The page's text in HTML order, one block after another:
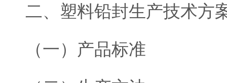
二、塑料铅封生产技术方
（一）产品标准